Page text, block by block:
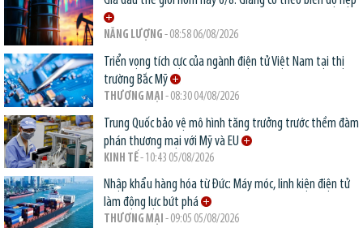
NĂNG LƯỢNG - 08:58 06/08/2026
Triển vọng tích cực của ngành điện tử Việt Nam tại thị
trường Bắc Mỹ
THƯƠNG MẠI - 08:30 04/08/2026
Trung Quốc bảo vệ mô hình tăng trưởng trước thềm đàm
phán thương mại với Mỹ và EU
KINH TẾ- 10:43 05/08/2026
Nhập khẩu hàng hóa từ Đức: Máy móc, linh kiện điện tử
làm động lực bứt phá
THƯƠNG MẠI - 09:05 05/08/2026